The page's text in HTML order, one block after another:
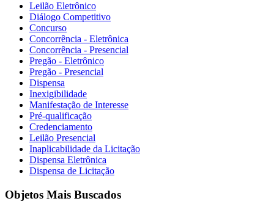
Leilão Eletrônico
Diálogo Competitivo
Concurso
Concorrência - Eletrônica
Concorrência - Presencial
Pregão - Eletrônico
Pregão - Presencial
Dispensa
Inexigibilidade
Manifestação de Interesse
Pré-qualificação
Credenciamento
Leilão Presencial
Inaplicabilidade da Licitação
Dispensa Eletrônica
Dispensa de Licitação
Objetos Mais Buscados